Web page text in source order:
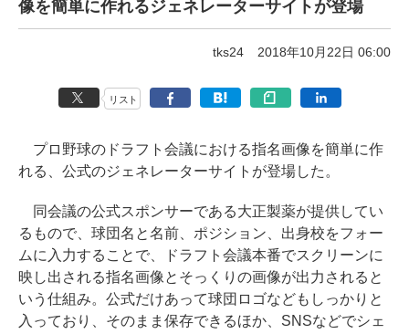
像を簡単に作れるジェネレーターサイトが登場
tks24 2018年10月22日 06:00
リスト
プロ野球のドラフト会議における指名画像を簡単に作
れる、公式のジェネレーターサイトが登場した。
同会議の公式スポンサーである大正製薬が提供してい
るもので、球団名と名前、ポジション、出身校をフォー
ムに入力することで、ドラフト会議本番でスクリーンに
映し出される指名画像とそっくりの画像が出力されると
いう仕組み。公式だけあって球団ロゴなどもしっかりと
入っており、そのまま保存できるほか、SNSなどでシェ